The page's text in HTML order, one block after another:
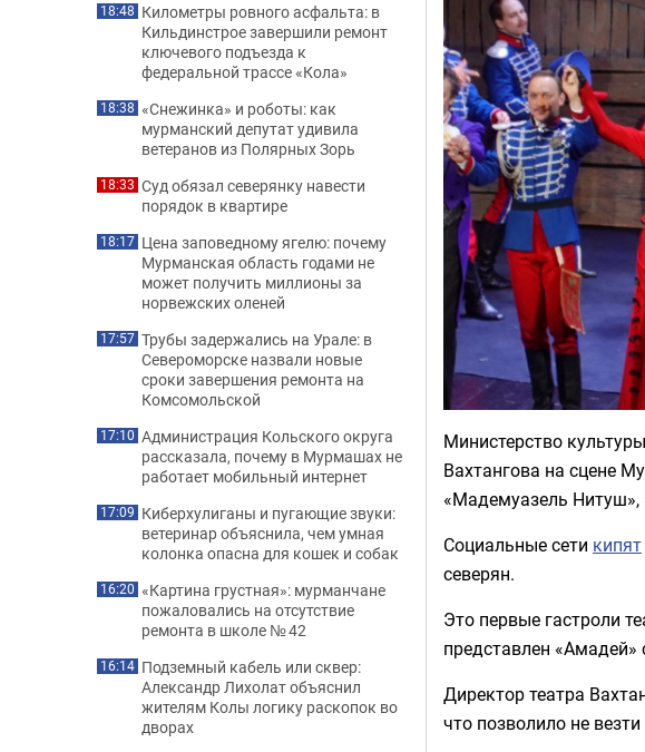
Министерство
Вахтангова на сцене
«Мадемуазель
Социальные сети кипят
северян.
Это первые гастроли
представлен
Директор театра
что позволило не
18:48 Километры ровного асфальта: в
Кильдинстрое завершили ремонт
ключевого подъезда к
федеральной трассе «Кола»
18:38 «Снежинка» и роботы: как
мурманский депутат удивила
ветеранов из Полярных Зорь
18:33 Суд обязал северянку навести
порядок в квартире
18:17 Цена заповедному ягелю: почему
Мурманская область годами не
может получить миллионы за
норвежских оленей
17:57 Трубы задержались на Урале: в
Североморске назвали новые
сроки завершения ремонта на
Комсомольской
17:10 Администрация Кольского округа
рассказала, почему в Мурмашах не
работает мобильный интернет
17:09 Киберхулиганы и пугающие звуки:
ветеринар объяснила, чем умная
колонка опасна для кошек и собак
16:20 «Картина грустная»: мурманчане
пожаловались на отсутствие
ремонта в школе № 42
16:14 Подземный кабель или сквер:
Александр Лихолат объяснил
жителям Колы логику раскопок во
дворах